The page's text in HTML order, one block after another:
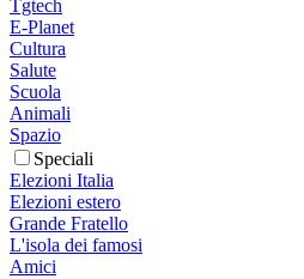
Tgtech
E-Planet
Cultura
Salute
Scuola
Animali
Spazio
Speciali
Elezioni Italia
Elezioni estero
Grande Fratello
L'isola dei famosi
Amici